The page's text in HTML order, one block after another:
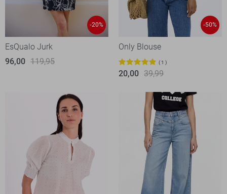
-20%
EsQualo Jurk
96,00 119,95
-50%
Only Blouse
1
20,00 39,99